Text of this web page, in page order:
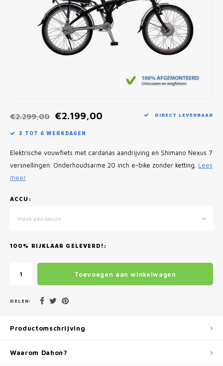
€2.299,00 €2.199,00 DIRECT LEVERBAAR
3 TOT 6 WERKDAGEN
Elektrische vouwfiets met cardanas aandrijving en Shimano Nexus 7
versnellingen. Onderhoudsarme 20 inch e-bike zonder ketting. Lees
meer
ACCU:
Maak een keuze...
100% RIJKLAAR GELEVERD!:
Toevoegen aan winkelwagen
DELEN:
Productomschrijving
Waarom Dahon?